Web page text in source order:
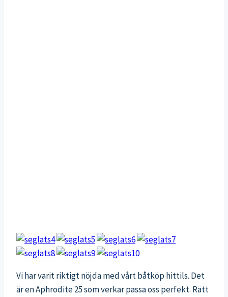
Vi har varit riktigt nöjda med vårt båtköp hittils. Det
är en Aphrodite 25 som verkar passa oss perfekt. Rätt